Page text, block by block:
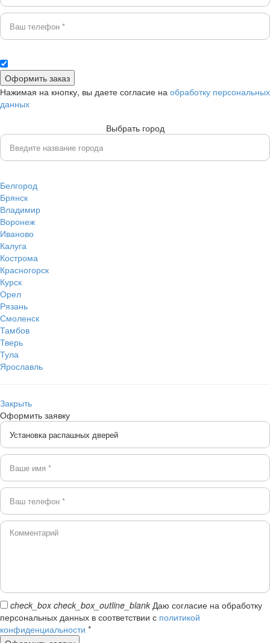
Нажимая на кнопку, вы даете согласие на обработку персональных
данных
Выбрать город
Белгород
Брянск
Владимир
Воронеж
Иваново
Калуга
Кострома
Красногорск
Курск
Орел
Рязань
Смоленск
Тамбов
Тверь
Тула
Ярославль
Закрыть
Оформить заявку
check_box check_box_outline_blank Даю согласие на обработку
персональных данных в соответствии с политикой
конфиденциальности *